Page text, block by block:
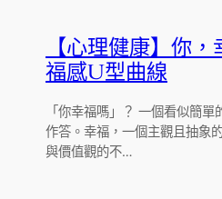
【心理健康】你
福感U型曲線
「你幸福嗎」？ 一個看似簡
作答。幸福，一個主觀且抽象
與價值觀的不…